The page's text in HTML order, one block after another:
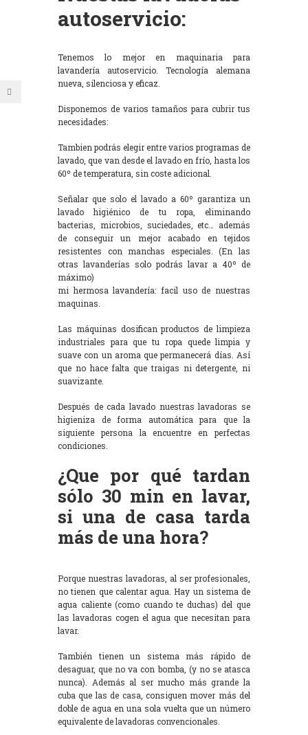
autoservicio:
Tenemos lo mejor en maquinaria para
lavandería autoservicio. Tecnología alemana
nueva, silenciosa y eficaz.
Disponemos de varios tamaños para cubrir tus
necesidades:
Tambien podrás elegir entre varios programas de
lavado, que van desde el lavado en frío, hasta los
60º de temperatura, sin coste adicional.
Señalar que solo el lavado a 60º garantiza un
lavado higiénico de tu ropa, eliminando
bacterias, microbios, suciedades, etc… además
de conseguir un mejor acabado en tejidos
resistentes con manchas especiales. (En las
otras lavanderías solo podrás lavar a 40º de
máximo)
mi hermosa lavandería: facil uso de nuestras
maquinas.
Las máquinas dosifican productos de limpieza
industriales para que tu ropa quede limpia y
suave con un aroma que permanecerá días. Así
que no hace falta que traigas ni detergente, ni
suavizante.
Después de cada lavado nuestras lavadoras se
higieniza de forma automática para que la
siguiente persona la encuentre en perfectas
condiciones.
¿Que por qué tardan
sólo 30 min en lavar,
si una de casa tarda
más de una hora?
Porque nuestras lavadoras, al ser profesionales,
no tienen que calentar agua. Hay un sistema de
agua caliente (como cuando te duchas) del que
las lavadoras cogen el agua que necesitan para
lavar.
También tienen un sistema más rápido de
desaguar, que no va con bomba, (y no se atasca
nunca). Además al ser mucho más grande la
cuba que las de casa, consiguen mover más del
doble de agua en una sola vuelta que un número
equivalente de lavadoras convencionales.